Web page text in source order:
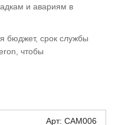
и авариям в
бюджет, срок службы
чтобы
Арт: CAM006